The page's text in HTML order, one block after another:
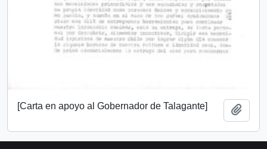
[Carta en apoyo al Gobernador de Talagante]